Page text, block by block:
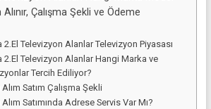
Çalışma Şekli ve Ödeme
2.El Televizyon Alanlar Televizyon Piyasası
2.El Televizyon Alanlar Hangi Marka ve
Tercih Ediliyor?
Satım Çalışma Şekli
Satımında Adrese Servis Var Mı?